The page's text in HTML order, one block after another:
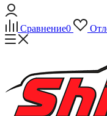
Сравнение0